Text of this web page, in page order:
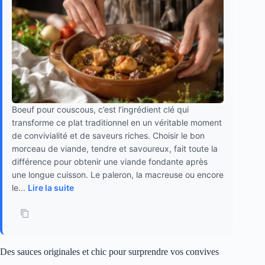
Boeuf pour couscous, c’est l’ingrédient clé qui
transforme ce plat traditionnel en un véritable moment
de convivialité et de saveurs riches. Choisir le bon
morceau de viande, tendre et savoureux, fait toute la
différence pour obtenir une viande fondante après
une longue cuisson. Le paleron, la macreuse ou encore
le... Lire la suite
Des sauces originales et chic pour surprendre vos convives